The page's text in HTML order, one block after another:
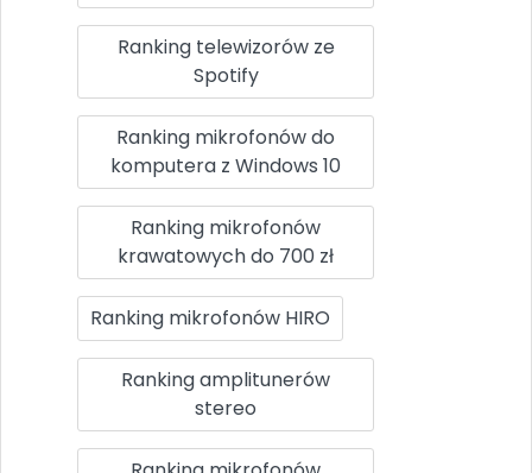
Ranking telewizorów ze
Spotify
Ranking mikrofonów do
komputera z Windows 10
Ranking mikrofonów
krawatowych do 700 zł
Ranking mikrofonów HIRO
Ranking amplitunerów
stereo